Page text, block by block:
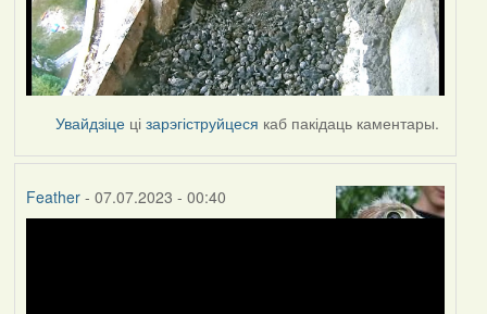
Увайдзіце цізарэгіструйцеся каб пакідаць каментары.
Feather- 07.07.2023 - 00:40